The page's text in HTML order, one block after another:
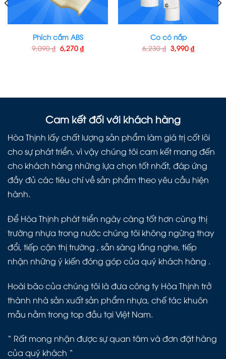
Phích cắm ABS
9,090₫ 6,270 ₫
Co có nắp
6,230₫ 3,990 ₫
Cam kết đối với khách hàng
Hòa Thịnh lấy chất lượng sản phẩm làm giá trị cốt lõi
cho sự phát triển, vì vậy chúng tôi cam kết mang đến
cho khách hàng những lựa chọn tốt nhất, đáp ứng
đầy đủ các tiêu chí về sản phẩm theo yêu cầu hiện
hành.
Để Hòa Thịnh phát triển ngày càng tốt hơn cùng thị
trường nhựa trong nước chúng tôi không ngừng thay
đổi, tiếp cận thị trường , sẵn sàng lắng nghe, tiếp
nhận những ý kiến đóng góp của quý khách hàng .
Hoài bão của chúng tôi là đưa công ty Hòa Thịnh trở
thành nhà sản xuất sản phẩm nhựa, chế tác khuôn
mẫu nằm trong top đầu tại Việt Nam.
“ Rất mong nhận được sự quan tâm và đơn đặt hàng
của quý khách “